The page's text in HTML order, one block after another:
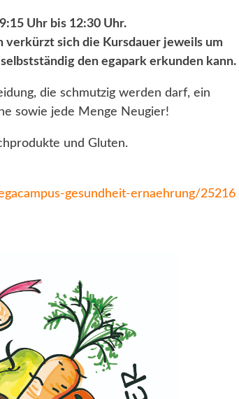
Uhr bis 12:30 Uhr.
verkürzt sich die Kursdauer jeweils um
den egapark erkunden kann.
die schmutzig werden darf, ein
sowie jede Menge Neugier!
und Gluten.
gesundheit-ernaehrung/25216